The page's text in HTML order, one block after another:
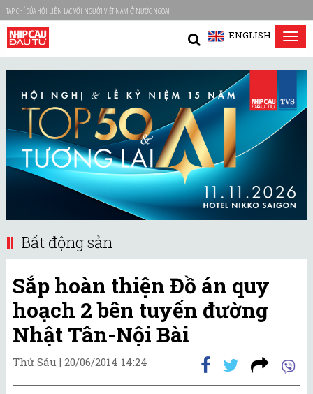
TẠP CHÍ CỦA HỘI LIÊN LẠC VỚI NGƯỜI VIỆT NAM Ở NƯỚC NGOÀI
ENGLISH
Bất động sản
Sắp hoàn thiện Đồ án quy
hoạch 2 bên tuyến đường
Nhật Tân-Nội Bài
Thứ Sáu | 20/06/2014 14:24